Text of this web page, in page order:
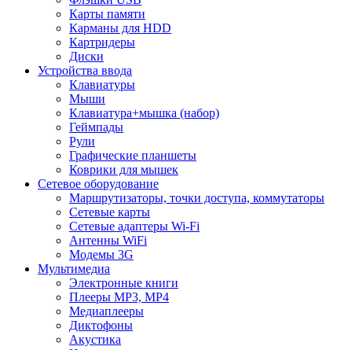
Карты памяти
Карманы для HDD
Картридеры
Диски
Устройства ввода
Клавиатуры
Мыши
Клавиатура+мышка (набор)
Геймпады
Рули
Графические планшеты
Коврики для мышек
Сетевое оборудование
Маршрутизаторы, точки доступа, коммутаторы
Сетевые карты
Сетевые адаптеры Wi-Fi
Антенны WiFi
Модемы 3G
Мультимедиа
Электронные книги
Плееры MP3, MP4
Медиаплееры
Диктофоны
Акустика